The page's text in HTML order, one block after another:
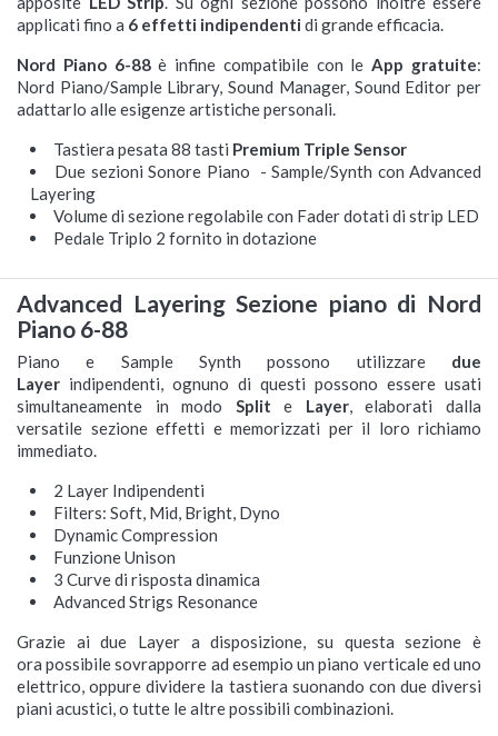
applicati fino a 6 effetti indipendenti di grande efficacia.
Nord Piano 6-88è infine compatibile con le App gratuite:
Nord Piano/Sample Library, Sound Manager, Sound Editor per
adattarlo alle esigenze artistiche personali.
Tastiera pesata 88 tasti Premium Triple Sensor
Due sezioni Sonore Piano - Sample/Synth con Advanced
Layering
Volume di sezione regolabile con Fader dotati di strip LED
Pedale Triplo 2 fornito in dotazione
Advanced Layering Sezione piano di Nord
Piano 6-88
Piano e Sample Synth possono utilizzaredue
Layer indipendenti, ognuno di questi possono essere usati
simultaneamente in modo Splite Layer, elaborati dalla
versatile sezione effetti e memorizzati per il loro richiamo
immediato.
2 Layer Indipendenti
Filters: Soft, Mid, Bright, Dyno
Dynamic Compression
Funzione Unison
3 Curve di risposta dinamica
Advanced Strigs Resonance
Grazie ai due Layer a disposizione, su questa sezione è
ora possibile sovrapporre ad esempio un piano verticale ed uno
elettrico, oppure dividere la tastiera suonando con due diversi
piani acustici, o tutte le altre possibili combinazioni.